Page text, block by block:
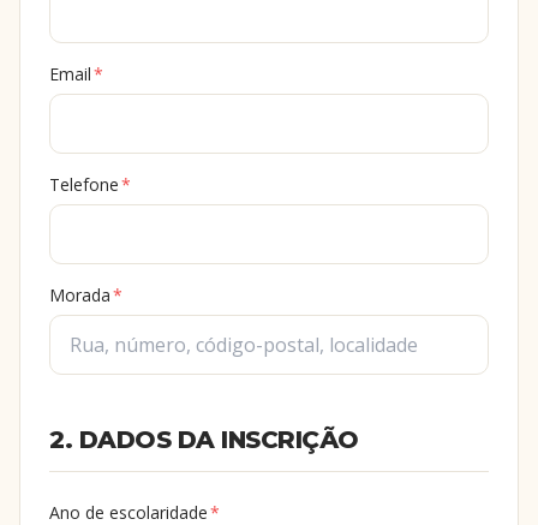
Email*
Telefone*
Morada*
2. DADOS DA INSCRIÇÃO
Ano de escolaridade*